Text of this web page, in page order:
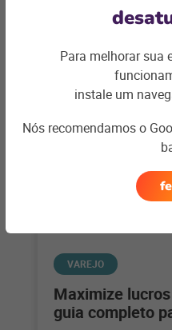
empreendedores
serviço de
VAREJO
Maximize
guia completo
Para melhorar sua
instale um
Nós recomendamos o